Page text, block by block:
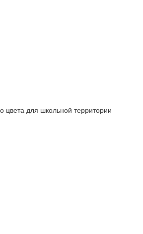
цвета для школьной территории